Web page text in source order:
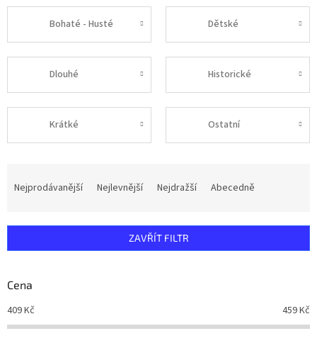
Bohaté - Husté Dětské
Dlouhé Historické
Krátké Ostatní
í
r
o
d
u
Nejprodávanější Nejlevnější Nejdražší Abecedně
ZAVŘÍT FILTR
Cena
409Kč 459Kč